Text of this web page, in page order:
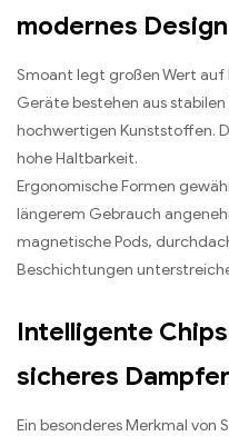
modernes
Smoant legt großen Wert auf
Geräte bestehen aus
hochwertigen Kunststoffen.
hohe Haltbarkeit.
Ergonomische Formen
längerem Gebrauch
magnetische Pods,
Beschichtungen
Intelligente
sicheres
Ein besonderes Merkmal von